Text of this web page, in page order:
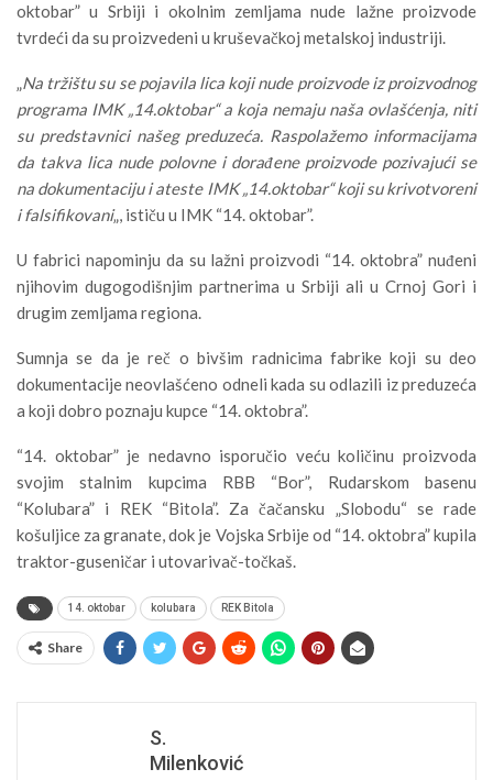
oktobar” u Srbiji i okolnim zemljama nude lažne proizvode
tvrdeći da su proizvedeni u kruševačkoj metalskoj industriji.
„Na tržištu su se pojavila lica koji nude proizvode iz proizvodnog
programa IMK „14.oktobar“ a koja nemaju naša ovlašćenja, niti
su predstavnici našeg preduzeća. Raspolažemo informacijama
da takva lica nude polovne i dorađene proizvode pozivajući se
na dokumentaciju i ateste IMK „14.oktobar“ koji su krivotvoreni
i falsifikovani„, ističu u IMK “14. oktobar”.
U fabrici napominju da su lažni proizvodi “14. oktobra” nuđeni
njihovim dugogodišnjim partnerima u Srbiji ali u Crnoj Gori i
drugim zemljama regiona.
Sumnja se da je reč o bivšim radnicima fabrike koji su deo
dokumentacije neovlašćeno odneli kada su odlazili iz preduzeća
a koji dobro poznaju kupce “14. oktobra”.
“14. oktobar” je nedavno isporučio veću količinu proizvoda
svojim stalnim kupcima RBB “Bor”, Rudarskom basenu
“Kolubara” i REK “Bitola”. Za čačansku „Slobodu“ se rade
košuljice za granate, dok je Vojska Srbije od “14. oktobra” kupila
traktor-guseničar i utovarivač-točkaš.
14. oktobar kolubara REK Bitola
Share
S.
Milenković